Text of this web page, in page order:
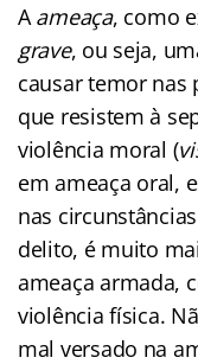
Aameaça, como
grave, ou seja,
causar temor nas
que resistem à
violência moral (
em ameaça oral,
nas
delito, é muito
ameaça armada,
violência física.
mal versado na